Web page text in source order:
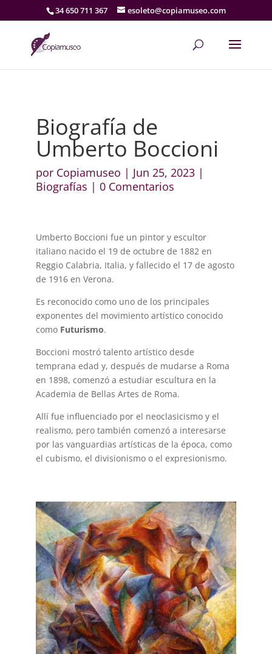
34 650 711 367 esoleto@copiamuseo.com
Biografía de
Umberto Boccioni
por Copiamuseo | Jun 25, 2023|
Biografías | 0 Comentarios
Umberto Boccioni fue un pintor y escultor
italiano nacido el 19 de octubre de 1882 en
Reggio Calabria, Italia, y fallecido el 17 de agosto
de 1916 en Verona.
Es reconocido como uno de los principales
exponentes del movimiento artístico conocido
como Futurismo.
Boccioni mostró talento artístico desde
temprana edad y, después de mudarse a Roma
en 1898, comenzó a estudiar escultura en la
Academia de Bellas Artes de Roma.
Allí fue influenciado por el neoclasicismo y el
realismo, pero también comenzó a interesarse
por las vanguardias artísticas de la época, como
el cubismo, el divisionismo o el expresionismo.